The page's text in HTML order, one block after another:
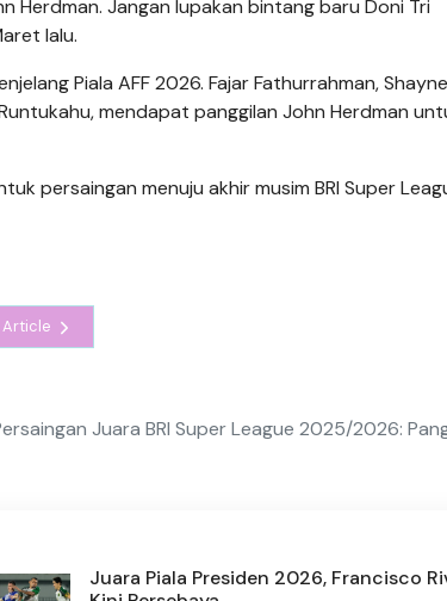
Herdman. Jangan lupakan bintang baru Doni Tri
lalu.
Piala AFF 2026. Fajar Fathurrahman, Shayne
mendapat panggilan John Herdman
persaingan menuju akhir musim BRI Super
Article
Juara BRI Super League 2025/2026:
Juara Piala Presiden 2026, Francisco